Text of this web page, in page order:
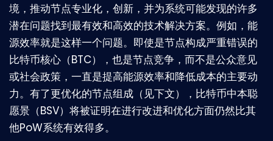
境，推动节点专业化，创新，并为系统可能发现的许多
潜在问题找到最有效和高效的技术解决方案。例如，能
源效率就是这样一个问题。即使是节点构成严重错误的
比特币核心（BTC），也是节点竞争，而不是公众意见
或社会政策，一直是提高能源效率和降低成本的主要动
力。有了更优化的节点组成（见下文），比特币中本聪
愿景（BSV）将被证明在进行改进和优化方面仍然比其
他PoW系统有效得多。